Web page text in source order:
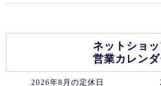
ネットショ
営業カレン
2026年8月の定休日